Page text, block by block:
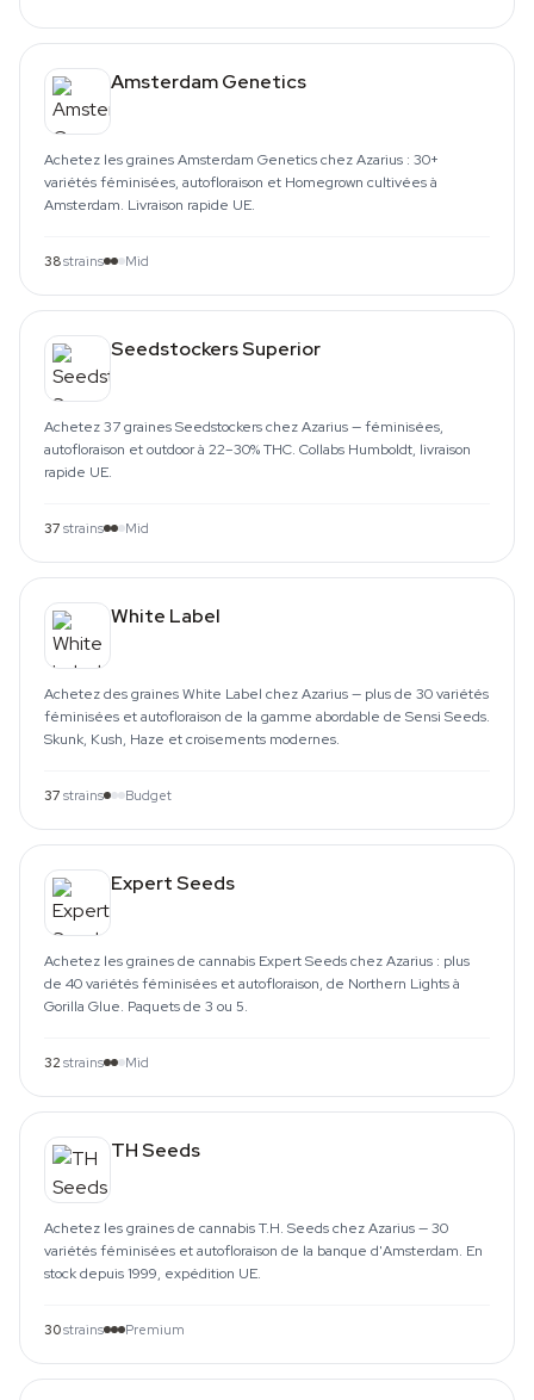
Amsterdam Genetics
Achetez les graines Amsterdam Genetics chez Azarius : 30+
variétés féminisées, autofloraison et Homegrown cultivées à
Amsterdam. Livraison rapide UE.
38strains Mid
Seedstockers Superior
Achetez 37 graines Seedstockers chez Azarius — féminisées,
autofloraison et outdoor à 22–30% THC. Collabs Humboldt, livraison
rapide UE.
37 strains Mid
White Label
Achetez des graines White Label chez Azarius — plus de 30 variétés
féminisées et autofloraison de la gamme abordable de Sensi Seeds.
Skunk, Kush, Haze et croisements modernes.
37 strains Budget
Expert Seeds
Achetez les graines de cannabis Expert Seeds chez Azarius : plus
de 40 variétés féminisées et autofloraison, de Northern Lights à
Gorilla Glue. Paquets de 3 ou 5.
32 strains Mid
TH Seeds
Achetez les graines de cannabis T.H. Seeds chez Azarius — 30
variétés féminisées et autofloraison de la banque d'Amsterdam. En
stock depuis 1999, expédition UE.
30strains Premium